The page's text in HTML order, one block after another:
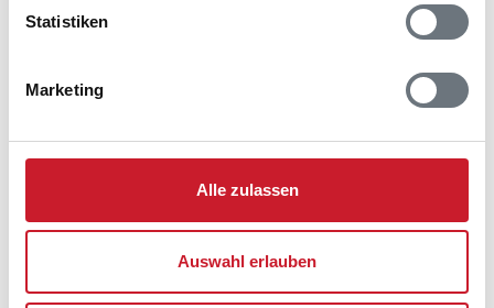
Statistiken
Marketing
Alle zulassen
Auswahl erlauben